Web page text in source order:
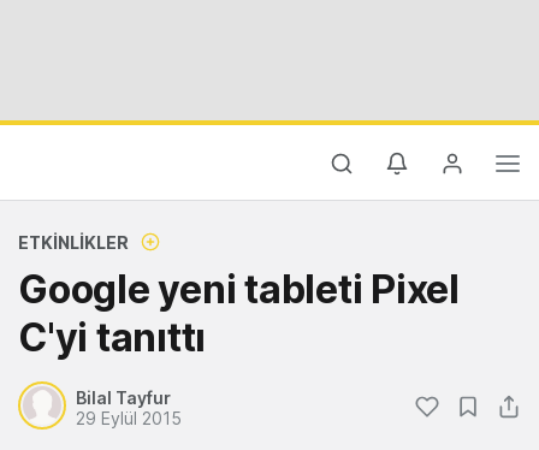
ETKINLIKLER
Google yeni tableti Pixel
C'yi tanıttı
Bilal Tayfur
29 Eylül 2015